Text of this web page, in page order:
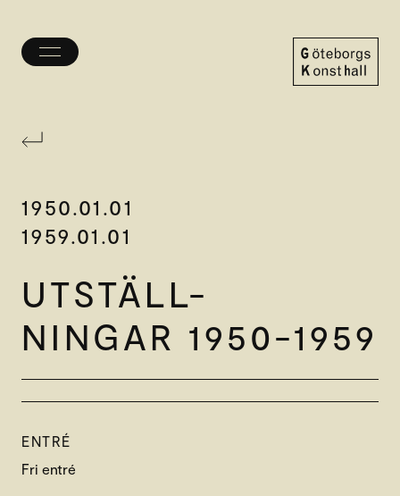
Öppna/stäng
1950.01.01
1959.01.01
UTSTÄLL-
NINGAR 1950-1959
ENTRÉ
Fri entré